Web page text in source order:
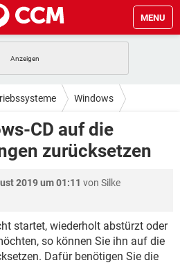
MENU
IOS
INSTAGRAM
TIKTOK
STREAMING
IOS
TIKTOK
STREAMING
TIKTOK
HARDWARE
STREAMING
INSTAGRAM
TIKTOK
STREAMING
IOS
Windows
CD auf die
zurücksetzen
2019 um 01:11 von Silke
startet, wiederholt abstürzt oder
so können Sie ihn auf die
Dafür benötigen Sie die